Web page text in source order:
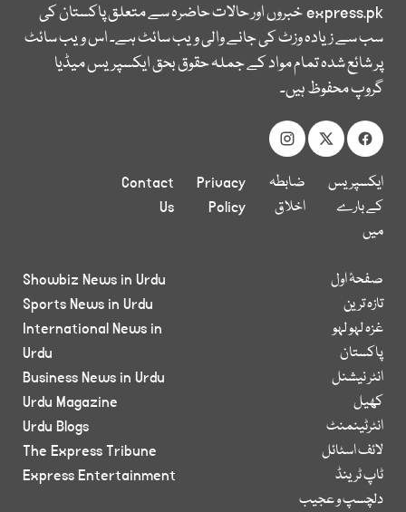
express.pkخبروں اور حالات حاضرہ سے متعلق پاکستان کی
سب سے زیادہ وزٹ کی جانے والی ویب سائٹ ہے۔ اس ویب سائٹ
پر شائع شدہ تمام مواد کے جملہ حقوق بحق ایکسپریس میڈیا
گروپ محفوظ ہیں۔
ایکسپریس
کے بارے
میں
ضابطہ
اخلاق
Privacy
Policy
Contact
Us
صفحۂ اول
تازہ ترین
غزہ لہو لہو
پاکستان
انٹر نیشنل
کھیل
انٹرٹینمنٹ
لائف اسٹائل
ٹاپ ٹرینڈ
دلچسپ و عجیب
Showbiz News in Urdu
Sports News in Urdu
International News in
Urdu
Business News in Urdu
Urdu Magazine
Urdu Blogs
The Express Tribune
Express Entertainment